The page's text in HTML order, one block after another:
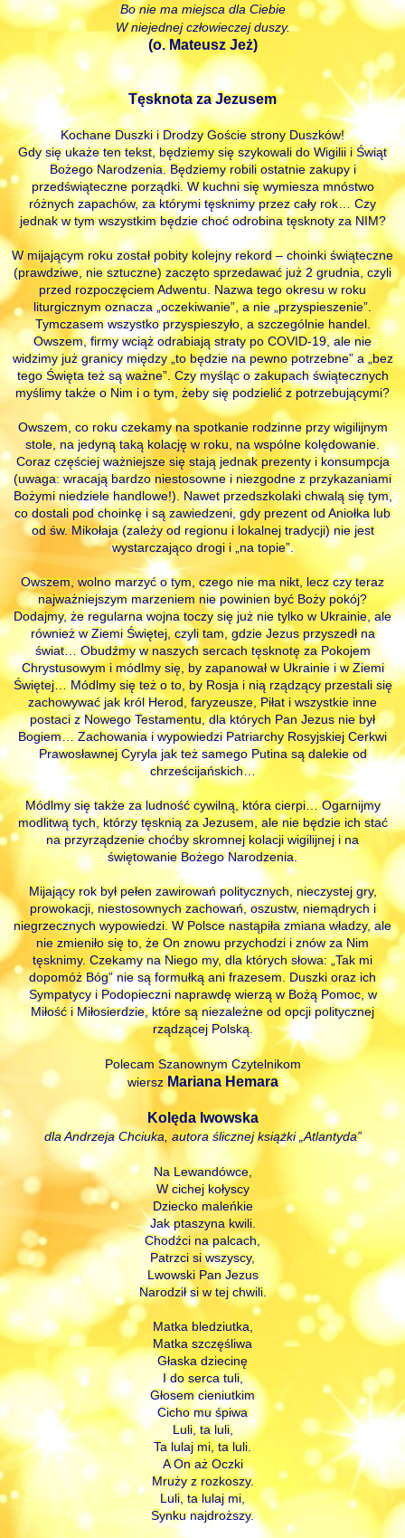
Bo nie ma miejsca dla Ciebie
W niejednej człowieczej duszy.
(o. Mateusz Jeż)
Tęsknota za Jezusem
Kochane Duszki i Drodzy Goście strony Duszków!
Gdy się ukaże ten tekst, będziemy się szykowali do Wigilii i Świąt
Bożego Narodzenia. Będziemy robili ostatnie zakupy i
przedświąteczne porządki. W kuchni się wymiesza mnóstwo
różnych zapachów, za którymi tęsknimy przez cały rok… Czy
jednak w tym wszystkim będzie choć odrobina tęsknoty za NIM?
W mijającym roku został pobity kolejny rekord – choinki świąteczne
(prawdziwe, nie sztuczne) zaczęto sprzedawać już 2 grudnia, czyli
przed rozpoczęciem Adwentu. Nazwa tego okresu w roku
liturgicznym oznacza „oczekiwanie”, a nie „przyspieszenie”.
Tymczasem wszystko przyspieszyło, a szczególnie handel.
Owszem, firmy wciąż odrabiają straty po COVID-19, ale nie
widzimy już granicy między „to będzie na pewno potrzebne” a „bez
tego Święta też są ważne”. Czy myśląc o zakupach świątecznych
myślimy także o Nim i o tym, żeby się podzielić z potrzebującymi?
Owszem, co roku czekamy na spotkanie rodzinne przy wigilijnym
stole, na jedyną taką kolację w roku, na wspólne kolędowanie.
Coraz częściej ważniejsze się stają jednak prezenty i konsumpcja
(uwaga: wracają bardzo niestosowne i niezgodne z przykazaniami
Bożymi niedziele handlowe!). Nawet przedszkolaki chwalą się tym,
co dostali pod choinkę i są zawiedzeni, gdy prezent od Aniołka lub
od św. Mikołaja (zależy od regionu i lokalnej tradycji) nie jest
wystarczająco drogi i „na topie”.
Owszem, wolno marzyć o tym, czego nie ma nikt, lecz czy teraz
najważniejszym marzeniem nie powinien być Boży pokój?
Dodajmy, że regularna wojna toczy się już nie tylko w Ukrainie, ale
również w Ziemi Świętej, czyli tam, gdzie Jezus przyszedł na
świat… Obudźmy w naszych sercach tęsknotę za Pokojem
Chrystusowym i módlmy się, by zapanował w Ukrainie i w Ziemi
Świętej… Módlmy się też o to, by Rosja i nią rządzący przestali się
zachowywać jak król Herod, faryzeusze, Piłat i wszystkie inne
postaci z Nowego Testamentu, dla których Pan Jezus nie był
Bogiem… Zachowania i wypowiedzi Patriarchy Rosyjskiej Cerkwi
Prawosławnej Cyryla jak też samego Putina są dalekie od
chrześcijańskich…
Módlmy się także za ludność cywilną, która cierpi… Ogarnijmy
modlitwą tych, którzy tęsknią za Jezusem, ale nie będzie ich stać
na przyrządzenie choćby skromnej kolacji wigilijnej i na
świętowanie Bożego Narodzenia.
Mijający rok był pełen zawirowań politycznych, nieczystej gry,
prowokacji, niestosownych zachowań, oszustw, niemądrych i
niegrzecznych wypowiedzi. W Polsce nastąpiła zmiana władzy, ale
nie zmieniło się to, że On znowu przychodzi i znów za Nim
tęsknimy. Czekamy na Niego my, dla których słowa: „Tak mi
dopomóż Bóg” nie są formułką ani frazesem. Duszki oraz ich
Sympatycy i Podopieczni naprawdę wierzą w Bożą Pomoc, w
Miłość i Miłosierdzie, które są niezależne od opcji politycznej
rządzącej Polską.
Polecam Szanownym Czytelnikom
wierszMariana Hemara
Kolęda lwowska
dla Andrzeja Chciuka, autora ślicznej książki „Atlantyda”
Na Lewandówce,
W cichej kołyscy
Dziecko maleńkie
Jak ptaszyna kwili.
Chodźci na palcach,
Patrzci si wszyscy,
Lwowski Pan Jezus
Narodził si w tej chwili.
Matka bledziutka,
Matka szczęśliwa
Głaska dziecinę
I do serca tuli,
Głosem cieniutkim
Cicho mu śpiwa
Luli, ta luli,
Ta lulaj mi, ta luli.
A On aż Oczki
Mruży z rozkoszy.
Luli, ta lulaj mi,
Synku najdroższy.